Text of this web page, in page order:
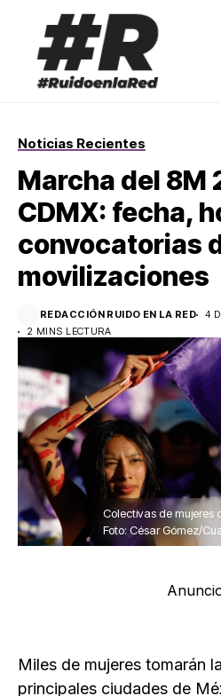
Noticias Recientes
Marcha del 8M
CDMX: fecha,
convocatorias
movilizaciones
REDACCIÓN RUIDO EN LA RED
4
2 MINS LECTURA
Colectivas de mujeres
Foto: César Gómez/
Miles de mujeres tomarán
principales ciudades de